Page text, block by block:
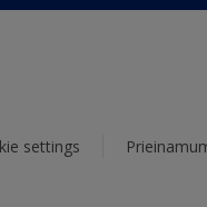
settings